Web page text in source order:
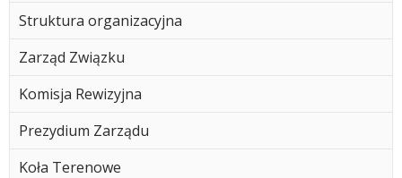
Struktura organizacyjna
Zarząd Związku
Komisja Rewizyjna
Prezydium Zarządu
Koła Terenowe